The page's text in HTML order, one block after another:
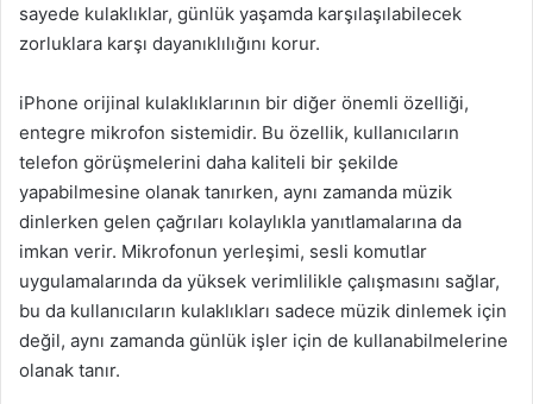
sayede kulaklıklar, günlük yaşamda karşılaşılabilecek
zorluklara karşı dayanıklılığını korur.
iPhone orijinal kulaklıklarının bir diğer önemli özelliği,
entegre mikrofon sistemidir. Bu özellik, kullanıcıların
telefon görüşmelerini daha kaliteli bir şekilde
yapabilmesine olanak tanırken, aynı zamanda müzik
dinlerken gelen çağrıları kolaylıkla yanıtlamalarına da
imkan verir. Mikrofonun yerleşimi, sesli komutlar
uygulamalarında da yüksek verimlilikle çalışmasını sağlar,
bu da kullanıcıların kulaklıkları sadece müzik dinlemek için
değil, aynı zamanda günlük işler için de kullanabilmelerine
olanak tanır.